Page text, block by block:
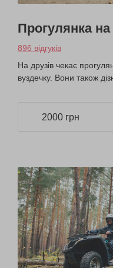
Прогулянка
896 відгуків
На друзів чекає
вуздечку. Вони також
2000 грн